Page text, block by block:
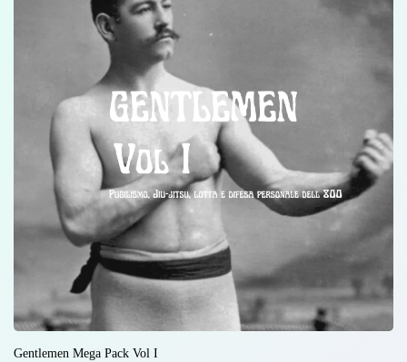
Gentlemen Mega Pack Vol I